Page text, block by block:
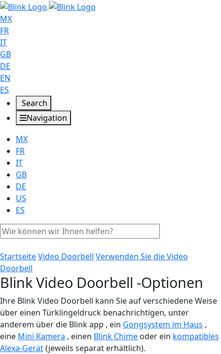
MX
FR
IT
GB
DE
EN
ES
Search
Navigation
MX
FR
IT
GB
DE
US
ES
StartseiteVideo Doorbell Verwenden Sie die Video
Doorbell
Blink Video Doorbell -Optionen
Ihre Blink Video Doorbell kann Sie auf verschiedene Weise
über einen Türklingeldruck benachrichtigen, unter
anderem über die Blink app , ein Gongsystem im Haus ,
eine Mini Kamera , einen Blink Chime oder ein kompatibles
Alexa-Gerät(jeweils separat erhältlich).